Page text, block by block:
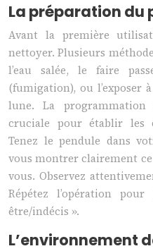
La préparation du
Avant la première
nettoyer. Plusieurs
l’eau salée, le faire
(fumigation), ou
lune. La
cruciale pour établir les
Tenez le pendule dans
vous montrer clairement
vous. Observez
Répétez l’opération
être/indécis ».
L’environnement